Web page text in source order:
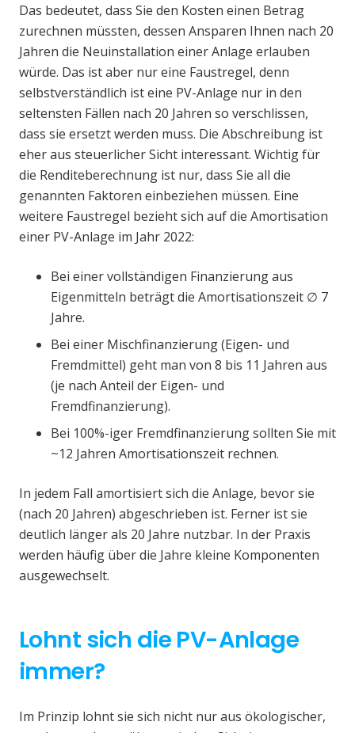
Das bedeutet, dass Sie den Kosten einen Betrag
zurechnen müssten, dessen Ansparen Ihnen nach 20
Jahren die Neuinstallation einer Anlage erlauben
würde. Das ist aber nur eine Faustregel, denn
selbstverständlich ist eine PV-Anlage nur in den
seltensten Fällen nach 20 Jahren so verschlissen,
dass sie ersetzt werden muss. Die Abschreibung ist
eher aus steuerlicher Sicht interessant. Wichtig für
die Renditeberechnung ist nur, dass Sie all die
genannten Faktoren einbeziehen müssen. Eine
weitere Faustregel bezieht sich auf die Amortisation
einer PV-Anlage im Jahr 2022:
Bei einer vollständigen Finanzierung aus
Eigenmitteln beträgt die Amortisationszeit ∅ 7
Jahre.
Bei einer Mischfinanzierung (Eigen- und
Fremdmittel) geht man von 8 bis 11 Jahren aus
(je nach Anteil der Eigen- und
Fremdfinanzierung).
Bei 100%-iger Fremdfinanzierung sollten Sie mit
~12 Jahren Amortisationszeit rechnen.
In jedem Fall amortisiert sich die Anlage, bevor sie
(nach 20 Jahren) abgeschrieben ist. Ferner ist sie
deutlich länger als 20 Jahre nutzbar. In der Praxis
werden häufig über die Jahre kleine Komponenten
ausgewechselt.
Lohnt sich die PV-Anlage
immer?
Im Prinzip lohnt sie sich nicht nur aus ökologischer,